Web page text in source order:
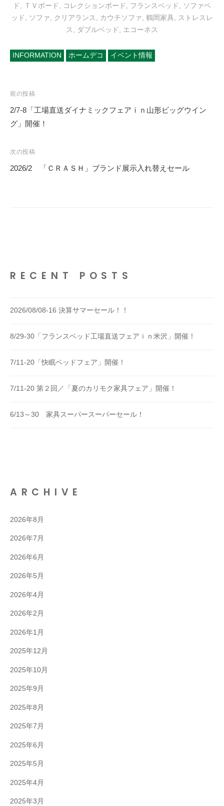
ド ＴＶボード コレクションボード フランスベッド
ソファベ
ッド
ソファ クリアランス カウチソファ 鶴岡家具
ストレスレ
ス
ダブルベッド エコーネス
INFORMATION ホームデコ イベント情報
投
稿
ナ
ゲ
ー
前の投稿
2/7-8「工場直送ダイナミックフェアｉｎ山形ビッグウイン
グ」開催！
次の投稿
2026/2 「ＣＲＡＳＨ」ブランド展示入れ替えセール
RECENT POSTS
2026/08/08-16 決算サマーセール！！
8/29-30「フランスベッド工場直送フェアｉｎ米沢」開催！
7/11-20「快眠ベッドフェア」開催！
7/11-20 第２回／「夏のカリモク家具フェア」開催！
6/13～30 家具スーパースーパーセール！
ARCHIVE
2026年8月
2026年7月
2026年6月
2026年5月
2026年4月
2026年2月
2026年1月
2025年12月
2025年10月
2025年9月
2025年8月
2025年7月
2025年6月
2025年5月
2025年4月
2025年3月